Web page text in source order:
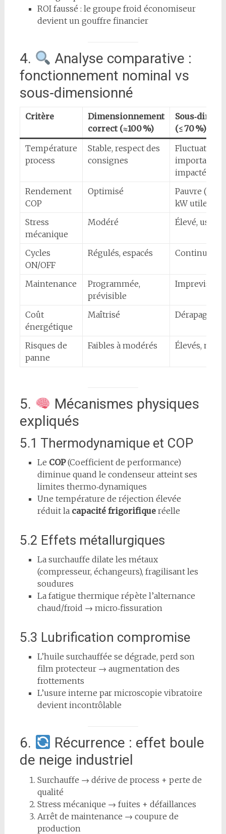
ROI faussé : le groupe froid économiseur
devient un gouffre financier
4.
Analyse comparative :
fonctionnement nominal vs
sous‑dimensionné
Critère
Dimensionnement
correct (≈100 %)
(≤ 70 %)
Température
process
Stable, respect des
consignes
Fluctuations
impactée
Rendement
COP
Optimisé
Pauvre
kW utile)
Stress
mécanique
Modéré Élevé, usure
Cycles
ON/OFF
Régulés, espacés Continu,
Maintenance
Programmée,
prévisible
Coût
énergétique
Maîtrisé Dérapage
Risques de
panne
Faibles à modérés Élevés,
5.
Mécanismes physiques
expliqués
5.1 Thermodynamique et COP
Le COP(Coefficient de performance)
diminue quand le condenseur atteint ses
limites thermo‑dynamiques
Une température de réjection élevée
réduit la capacité frigorifiqueréelle
5.2 Effets métallurgiques
La surchauffe dilate les métaux
(compresseur, échangeurs), fragilisant les
soudures
La fatigue thermique répète l’alternance
chaud/froid → micro‑fissuration
5.3 Lubrification compromise
L’huile surchauffée se dégrade, perd son
film protecteur → augmentation des
frottements
L’usure interne par microscopie vibratoire
devient incontrôlable
6.
Récurrence : effet boule
de neige industriel
Surchauffe → dérive de process + perte de
qualité
Stress mécanique → fuites + défaillances
Arrêt de maintenance → coupure de
production